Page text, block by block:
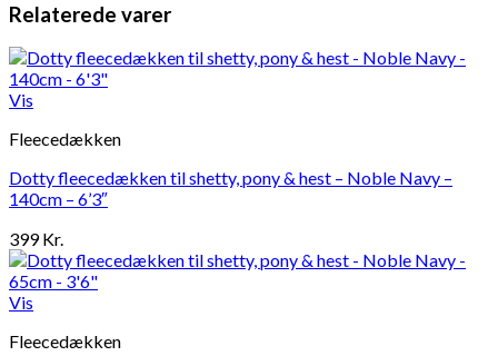
Relaterede varer
Vis
Fleecedækken
Dotty fleecedækken til shetty, pony & hest – Noble Navy –
140cm – 6’3″
399Kr.
Vis
Fleecedækken